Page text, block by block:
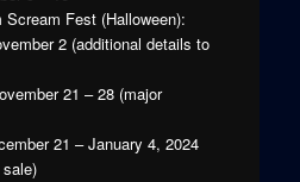
Scream Fest (Halloween):
2 (additional details to
21 – 28 (major
21 – January 4, 2024